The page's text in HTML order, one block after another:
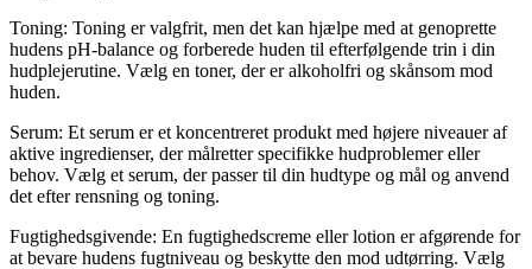
Toning: Toning er valgfrit, men det kan hjælpe med at genoprette
hudens pH-balance og forberede huden til efterfølgende trin i din
hudplejerutine. Vælg en toner, der er alkoholfri og skånsom mod
huden.
Serum: Et serum er et koncentreret produkt med højere niveauer af
aktive ingredienser, der målretter specifikke hudproblemer eller
behov. Vælg et serum, der passer til din hudtype og mål og anvend
det efter rensning og toning.
Fugtighedsgivende: En fugtighedscreme eller lotion er afgørende for
at bevare hudens fugtniveau og beskytte den mod udtørring. Vælg